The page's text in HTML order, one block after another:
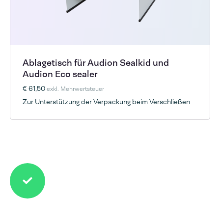
Ablagetisch für Audion Sealkid und
Audion Eco sealer
€ 61,50exkl. Mehrwertsteuer
Zur Unterstützung der Verpackung beim Verschließen